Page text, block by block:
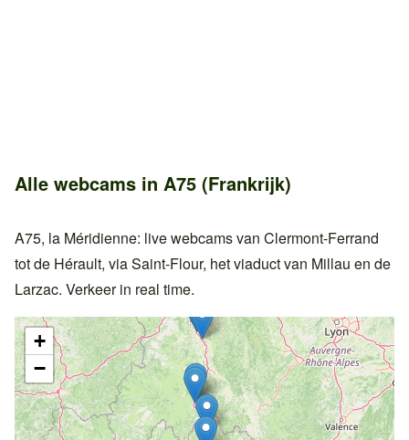
Alle webcams in A75 (Frankrijk)
A75, la Méridienne: live webcams van Clermont-Ferrand
tot de Hérault, via Saint-Flour, het viaduct van Millau en de
Larzac. Verkeer in real time.
+
−